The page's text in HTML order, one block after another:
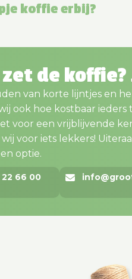
koffie erbij?
zet de koffie?
van korte lijntjes en
ook hoe kostbaar ieders
voor een vrijblijvende
voor iets lekkers!
optie.
22 66 00